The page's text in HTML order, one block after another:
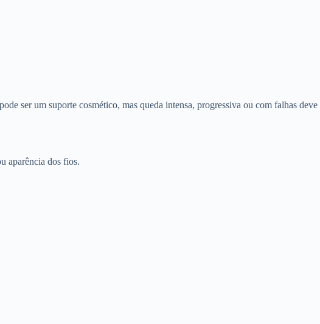
ser um suporte cosmético, mas queda intensa, progressiva ou com falhas deve
aparência dos fios.